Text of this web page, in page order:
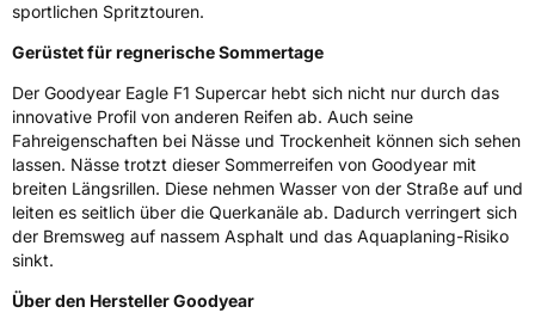
Empfohlen für TeslaT0
EffizienzD
Nasshaftung C
Rollgeräusch (Klasse)B
Rollgeräusch (dB)
73
sportlichen Spritztouren.
Gerüstet für regnerische Sommertage
Der Goodyear Eagle F1 Supercar hebt sich nicht nur durch das
innovative Profil von anderen Reifen ab. Auch seine
Fahreigenschaften bei Nässe und Trockenheit können sich sehen
lassen. Nässe trotzt dieser Sommerreifen von Goodyear mit
breiten Längsrillen. Diese nehmen Wasser von der Straße auf und
leiten es seitlich über die Querkanäle ab. Dadurch verringert sich
der Bremsweg auf nassem Asphalt und das Aquaplaning-Risiko
sinkt.
Über den Hersteller Goodyear